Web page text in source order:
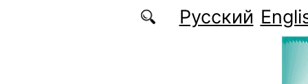
Перейти к основному содержаниюРусский